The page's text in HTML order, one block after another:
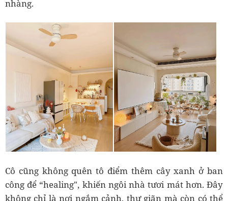
nhàng.
Cô cũng không quên tô điểm thêm cây xanh ở ban
công để “healing", khiến ngôi nhà tươi mát hơn. Đây
không chỉ là nơi ngắm cảnh, thư giãn mà còn có thể